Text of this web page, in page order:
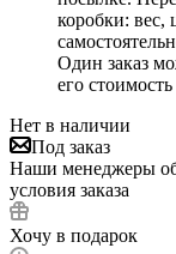
коробки: вес,
Один заказ
его
Нет в наличии
Под заказ
Наши менеджеры
условия заказа
Хочу в подарок